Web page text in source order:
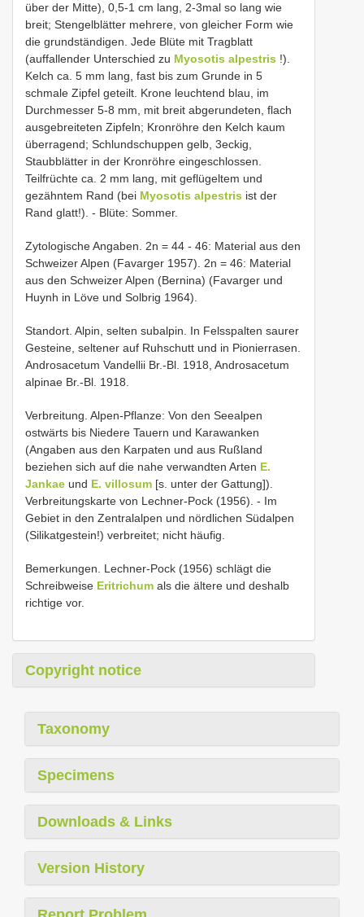
über der Mitte), 0,5-1 cm lang, 2-3mal so lang wie
breit; Stengelblätter mehrere, von gleicher Form wie
die grundständigen. Jede Blüte mit Tragblatt
(auffallender Unterschied zu Myosotis alpestris !).
Kelch ca. 5 mm lang, fast bis zum Grunde in 5
schmale Zipfel geteilt. Krone leuchtend blau, im
Durchmesser 5-8 mm, mit breit abgerundeten, flach
ausgebreiteten Zipfeln; Kronröhre den Kelch kaum
überragend; Schlundschuppen gelb, 3eckig,
Staubblätter in der Kronröhre eingeschlossen.
Teilfrüchte ca. 2 mm lang, mit geflügeltem und
gezähntem Rand (bei Myosotis alpestris ist der
Rand glatt!). - Blüte: Sommer.
Zytologische Angaben. 2n = 44 - 46: Material aus den
Schweizer Alpen (Favarger 1957). 2n = 46: Material
aus den Schweizer Alpen (Bernina) (Favarger und
Huynh in Löve und Solbrig 1964).
Standort. Alpin, selten subalpin. In Felsspalten saurer
Gesteine, seltener auf Ruhschutt und in Pionierrasen.
Androsacetum Vandellii Br.-Bl. 1918, Androsacetum
alpinae Br.-Bl. 1918.
Verbreitung. Alpen-Pflanze: Von den Seealpen
ostwärts bis Niedere Tauern und Karawanken
(Angaben aus den Karpaten und aus Rußland
beziehen sich auf die nahe verwandten Arten E.
Jankae und E. villosum [s. unter der Gattung]).
Verbreitungskarte von Lechner-Pock (1956). - Im
Gebiet in den Zentralalpen und nördlichen Südalpen
(Silikatgestein!) verbreitet; nicht häufig.
Bemerkungen. Lechner-Pock (1956) schlägt die
Schreibweise Eritrichum als die ältere und deshalb
richtige vor.
Copyright notice
Taxonomy
Specimens
Downloads & Links
Version History